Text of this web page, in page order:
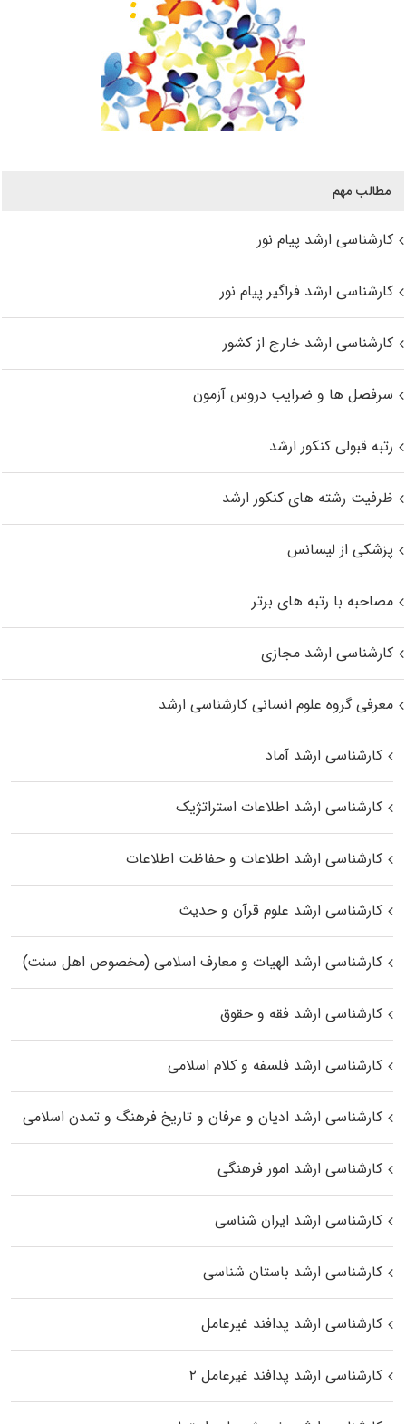
مطالب مهم
کارشناسی ارشد پیام نور
کارشناسی ارشد فراگیر پیام نور
کارشناسی ارشد خارج از کشور
سرفصل ها و ضرایب دروس آزمون
رتبه قبولی کنکور ارشد
ظرفیت رشته های کنکور ارشد
پزشکی از لیسانس
مصاحبه با رتبه های برتر
کارشناسی ارشد مجازی
معرفی گروه علوم انسانی کارشناسی ارشد
کارشناسی ارشد آماد
کارشناسی ارشد اطلاعات استراتژیک
کارشناسی ارشد اطلاعات و حفاظت اطلاعات
کارشناسی ارشد علوم قرآن و حدیث
کارشناسی ارشد الهیات و معارف اسلامی (مخصوص اهل سنت)
کارشناسی ارشد فقه و حقوق
کارشناسی ارشد فلسفه و کلام اسلامی
کارشناسی ارشد ادیان و عرفان و تاریخ فرهنگ و تمدن اسلامی
کارشناسی ارشد امور فرهنگی
کارشناسی ارشد ایران شناسی
کارشناسی ارشد باستان شناسی
کارشناسی ارشد پدافند غیرعامل
کارشناسی ارشد پدافند غیرعامل ۲